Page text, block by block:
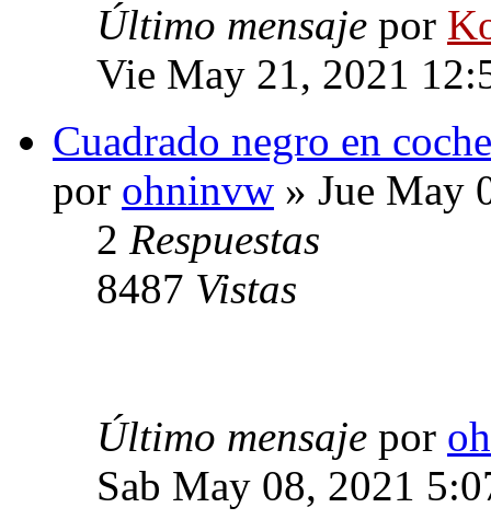
Último mensaje por
Vie May 21, 2021
Cuadrado negro en
por ohninvw » Jue May
2 Respuestas
8487 Vistas
Último mensaje por
Sab May 08, 2021